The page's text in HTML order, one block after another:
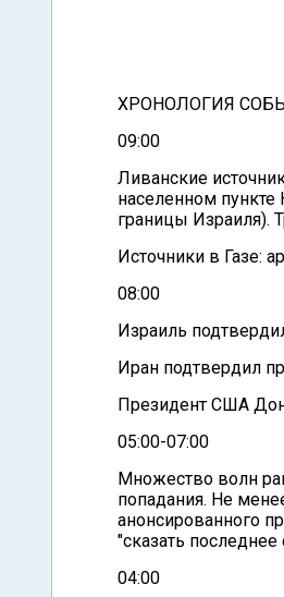
ХРОНОЛОГИЯ
09:00
Ливанские
населенном
границы Израиля).
Источники в Газе:
08:00
Израиль
Иран подтвердил
Президент США
05:00-07:00
Множество волн
попадания. Не
анонсированного
"сказать
04:00